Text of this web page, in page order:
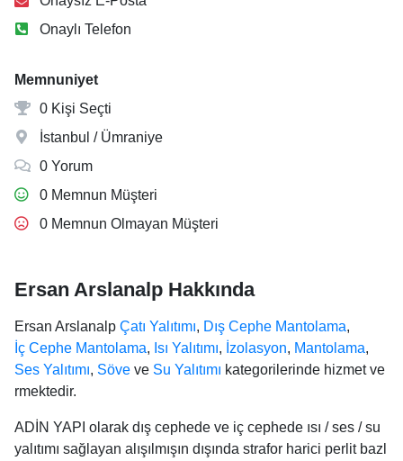
Onaylı Telefon
Memnuniyet
0 Kişi Seçti
İstanbul / Ümraniye
0 Yorum
0 Memnun Müşteri
0 Memnun Olmayan Müşteri
Ersan Arslanalp Hakkında
Ersan Arslanalp Çatı Yalıtımı, Dış Cephe Mantolama,
İç Cephe Mantolama, Isı Yalıtımı, İzolasyon, Mantolama,
Ses Yalıtımı, Söve ve Su Yalıtımı kategorilerinde hizmet ve
rmektedir.
ADİN YAPI olarak dış cephede ve iç cephede ısı / ses / su
yalıtımı sağlayan alışılmışın dışında strafor harici perlit bazl